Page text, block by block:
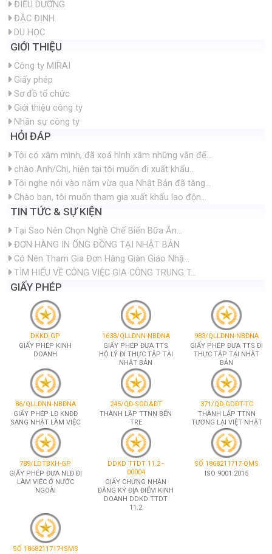
ĐIỀU DƯỠNG
ĐẶC ĐỊNH
DU HỌC
GIỚI THIỆU
Công ty MIRAI
Giấy phép
Sơ đồ tổ chức
Giới thiệu công ty
Nhân sự công ty
HỎI ĐÁP
Tôi có xăm mình, đã xoá hình xăm những vẫn để...
chào Anh/Chị, hiện tại tôi muốn đi xuất khẩu...
Tôi nghe nói vào năm vừa qua Nhật Bản đã tăng...
Chào bạn, tôi muốn tham gia xuất khẩu lao độn...
TIN TỨC & SỰ KIỆN
Tại Sao Nên Chọn Nghề Chế Biến Bữa Ăn...
ĐƠN HÀNG IN ỐNG ĐỒNG TẠI NHẬT BẢN
Có Nên Tham Gia Đơn Hàng Giàn Giáo Nhậ...
TÌM HIỂU VỀ CÔNG VIỆC GIA CÔNG TRUNG T...
GIẤY PHÉP
DKKD-GP
GIẤY PHÉP KINH
DOANH
1638/QLLĐNN-NBĐNA
GIẤY PHÉP ĐƯA TTS
HỘ LÝ ĐI THỰC TẬP TẠI
NHẬT BẢN
983/QLLĐNN-NBĐNA
GIẤY PHÉP ĐƯA TTS ĐI
THỰC TẬP TẠI NHẬT
BẢN
86/QLLĐNN-NBĐNA
GIẤY PHÉP LĐ KNĐĐ
SANG NHẬT LÀM VIỆC
245/QĐ-SGD&ĐT
THÀNH LẬP TTNN BẾN
TRE
371/QĐ-GDĐT-TC
THÀNH LẬP TTNN
TƯƠNG LẠI VIỆT NHẬT
789/LDTBXH-GP
GIẤY PHÉP ĐƯA NLĐ ĐI
LÀM VIỆC Ở NƯỚC
NGOÀI
DDKD TTDT 11.2 -
00004
GIẤY CHỨNG NHẬN
ĐĂNG KÝ ĐỊA ĐIỂM KINH
DOANH DDKD TTDT
11.2
SỐ 1868211717-QMS
ISO 9001:2015
SỐ 1868211717-ISMS